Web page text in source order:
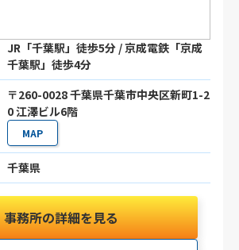
JR「千葉駅」徒歩5分 / 京成電鉄「京成
千葉駅」徒歩4分
〒260-0028 千葉県千葉市中央区新町1-2
0 江澤ビル6階
MAP
千葉県
事務所の詳細を見る